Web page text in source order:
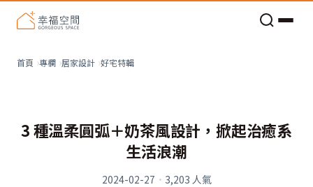
首頁 專欄 居家設計 好宅特輯
3 種溫柔圓弧＋奶茶風設計，掀起治癒系
生活浪潮
2024-02-27 · 3,203 人氣